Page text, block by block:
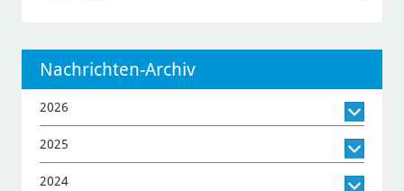
Nachrichten-Archiv
2026
2025
2024